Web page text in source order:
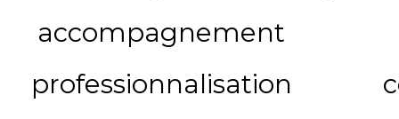
accompagnement
professionnalisation